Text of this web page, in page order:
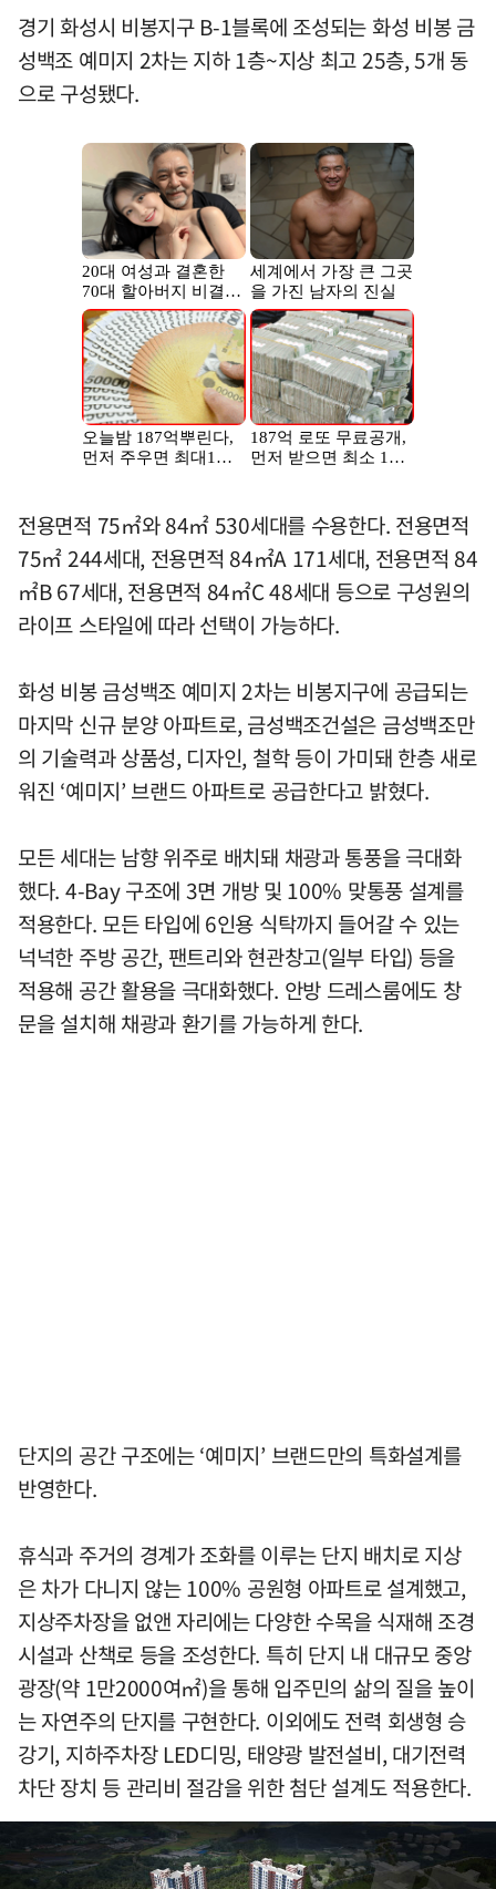
경기 화성시 비봉지구 B-1블록에 조성되는 화성 비봉 금
성백조 예미지 2차는 지하 1층~지상 최고 25층, 5개 동
으로 구성됐다.
전용면적 75㎡와 84㎡ 530세대를 수용한다. 전용면적
75㎡ 244세대, 전용면적 84㎡A 171세대, 전용면적 84
㎡B 67세대, 전용면적 84㎡C 48세대 등으로 구성원의
라이프 스타일에 따라 선택이 가능하다.
화성 비봉 금성백조 예미지 2차는 비봉지구에 공급되는
마지막 신규 분양 아파트로, 금성백조건설은 금성백조만
의 기술력과 상품성, 디자인, 철학 등이 가미돼 한층 새로
워진 ‘예미지’ 브랜드 아파트로 공급한다고 밝혔다.
모든 세대는 남향 위주로 배치돼 채광과 통풍을 극대화
했다. 4-Bay 구조에 3면 개방 및 100% 맞통풍 설계를
적용한다. 모든 타입에 6인용 식탁까지 들어갈 수 있는
넉넉한 주방 공간, 팬트리와 현관창고(일부 타입) 등을
적용해 공간 활용을 극대화했다. 안방 드레스룸에도 창
문을 설치해 채광과 환기를 가능하게 한다.
단지의 공간 구조에는 ‘예미지’ 브랜드만의 특화설계를
반영한다.
휴식과 주거의 경계가 조화를 이루는 단지 배치로 지상
은 차가 다니지 않는 100% 공원형 아파트로 설계했고,
지상주차장을 없앤 자리에는 다양한 수목을 식재해 조경
시설과 산책로 등을 조성한다. 특히 단지 내 대규모 중앙
광장(약 1만2000여㎡)을 통해 입주민의 삶의 질을 높이
는 자연주의 단지를 구현한다. 이외에도 전력 회생형 승
강기, 지하주차장 LED디밍, 태양광 발전설비, 대기전력
차단 장치 등 관리비 절감을 위한 첨단 설계도 적용한다.